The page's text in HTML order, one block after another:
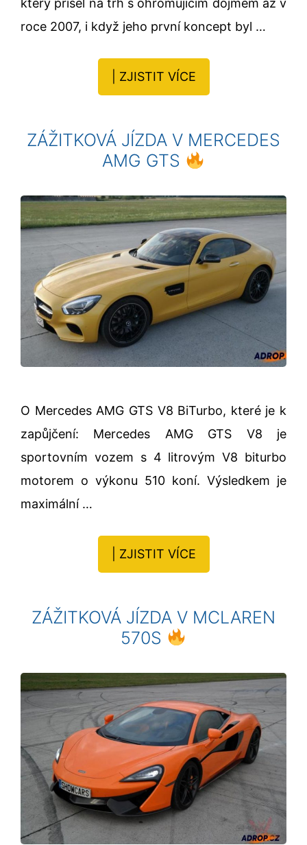
který přišel na trh s ohromujícím dojmem až v
roce 2007, i když jeho první koncept byl …
| ZJISTIT VÍCE
ZÁŽITKOVÁ JÍZDA V MERCEDES
AMG GTS
O Mercedes AMG GTS V8 BiTurbo, které je k
zapůjčení: Mercedes AMG GTS V8 je
sportovním vozem s 4 litrovým V8 biturbo
motorem o výkonu 510 koní. Výsledkem je
maximální …
| ZJISTIT VÍCE
ZÁŽITKOVÁ JÍZDA V MCLAREN
570S